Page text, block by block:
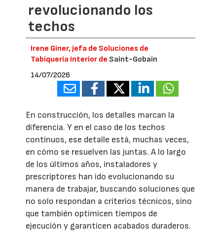
revolucionando los
techos
Irene Giner, jefa de Soluciones de
Tabiquería Interior de Saint-Gobain
14/07/2026
En construcción, los detalles marcan la
diferencia. Y en el caso de los techos
continuos, ese detalle está, muchas veces,
en cómo se resuelven las juntas. A lo largo
de los últimos años, instaladores y
prescriptores han ido evolucionando su
manera de trabajar, buscando soluciones que
no solo respondan a criterios técnicos, sino
que también optimicen tiempos de
ejecución y garanticen acabados duraderos.